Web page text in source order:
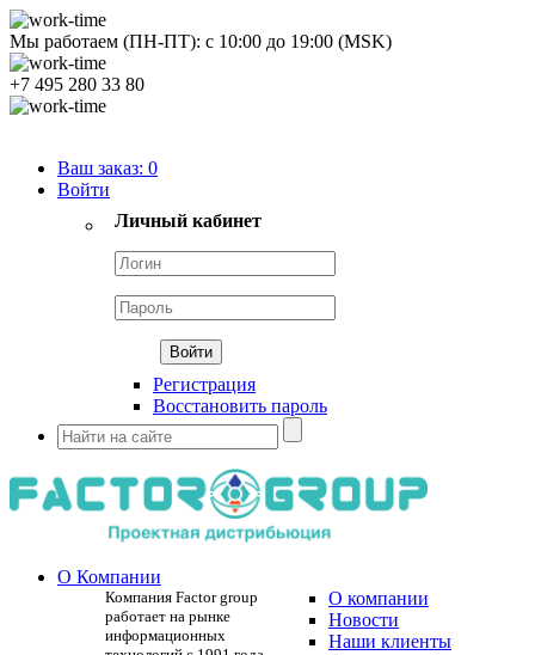
Мы работаем (ПН-ПТ): с 10:00 до 19:00 (MSK)
+7 495 280 33 80
Ваш заказ: 0
Войти
Личный кабинет
Регистрация
Восстановить пароль
О Компании
Компания Factor group
работает на рынке
информационных
О компании
Новости
Наши клиенты